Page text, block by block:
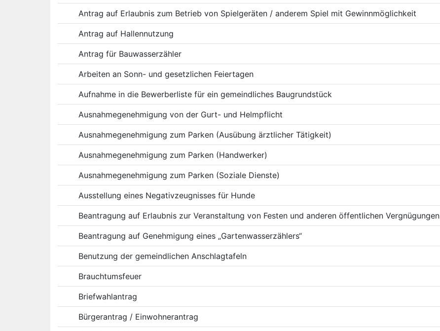
Antrag auf Erlaubnis zum Betrieb von Spielgeräten / anderem Spiel mit Gewinnmöglichkeit
Antrag auf Hallennutzung
Antrag für Bauwasserzähler
Arbeiten an Sonn- und gesetzlichen Feiertagen
Aufnahme in die Bewerberliste für ein gemeindliches Baugrundstück
Ausnahmegenehmigung von der Gurt- und Helmpflicht
Ausnahmegenehmigung zum Parken (Ausübung ärztlicher Tätigkeit)
Ausnahmegenehmigung zum Parken (Handwerker)
Ausnahmegenehmigung zum Parken (Soziale Dienste)
Ausstellung eines Negativzeugnisses für Hunde
Beantragung auf Erlaubnis zur Veranstaltung von Festen und anderen öffentlichen Vergnügungen
Beantragung auf Genehmigung eines „Gartenwasserzählers“
Benutzung der gemeindlichen Anschlagtafeln
Brauchtumsfeuer
Briefwahlantrag
Bürgerantrag / Einwohnerantrag